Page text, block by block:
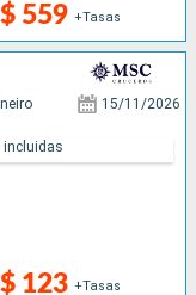
559 +Tasas
15/11/2026
123 +Tasas
incluidas